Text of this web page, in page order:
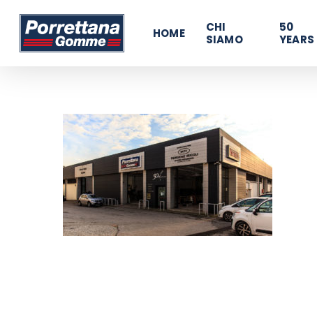
main
HOME
CHI
SIAMO
50
YEARS